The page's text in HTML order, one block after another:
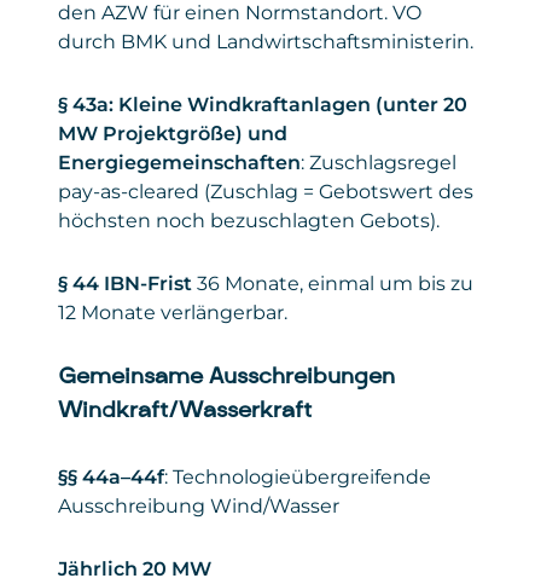
den AZW für einen Normstandort. VO
durch BMK und Landwirtschaftsministerin.
§ 43a: Kleine Windkraftanlagen (unter 20
MW Projektgröße) und
Energiegemeinschaften: Zuschlagsregel
pay-as-cleared (Zuschlag = Gebotswert des
höchsten noch bezuschlagten Gebots).
§ 44 IBN-Frist 36 Monate, einmal um bis zu
12 Monate verlängerbar.
Gemeinsame Ausschreibungen
Windkraft/Wasserkraft
§§ 44a–44f: Technologieübergreifende
Ausschreibung Wind/Wasser
Jährlich 20 MW